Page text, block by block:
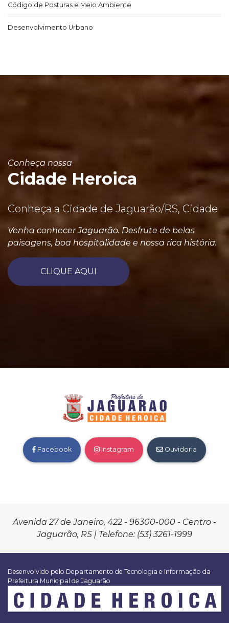
Código de Posturas e Meio Ambiente
Desenvolvimento Urbano
Conheça nossa
Cidade Heroica
Conheça a Cidade de Jaguarão/RS, Cidade
Venha conhecer Jaguarão. Desfrute de belas
paisagens, boa hospitalidade e nossa rica história.
CLIQUE AQUI
Facebook Instagram Ouvidoria
Avenida 27 de Janeiro, 422 - 96300-000 - Centro -
Jaguarão, RS | Telefone: (53) 3261-1999
Desenvolvido pelo Departamento de Tecnologia e Informação da
Prefeitura Municipal de Jaguarão